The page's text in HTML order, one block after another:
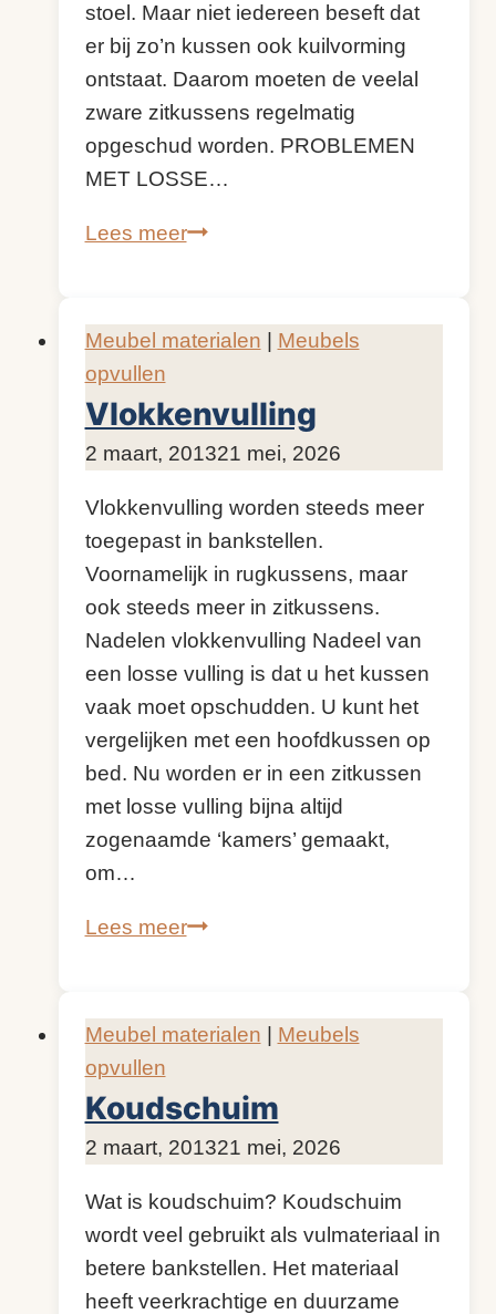
stoel. Maar niet iedereen beseft dat
er bij zo’n kussen ook kuilvorming
ontstaat. Daarom moeten de veelal
zware zitkussens regelmatig
opgeschud worden. PROBLEMEN
MET LOSSE…
Lees meerLosse
Meubel materialen
Meubels
opvullen
Vlokkenvulling
DoorKijkopMeubelen.nl
2 maart, 201321 mei, 2026
Vlokkenvulling worden steeds meer
toegepast in bankstellen.
Voornamelijk in rugkussens, maar
ook steeds meer in zitkussens.
Nadelen vlokkenvulling Nadeel van
een losse vulling is dat u het kussen
vaak moet opschudden. U kunt het
vergelijken met een hoofdkussen op
bed. Nu worden er in een zitkussen
met losse vulling bijna altijd
zogenaamde ‘kamers’ gemaakt,
om…
Lees meerVlokkenvulling
Meubel materialen
Meubels
opvullen
Koudschuim
DoorKijkopMeubelen.nl
2 maart, 201321 mei, 2026
Wat is koudschuim? Koudschuim
wordt veel gebruikt als vulmateriaal in
betere bankstellen. Het materiaal
heeft veerkrachtige en duurzame